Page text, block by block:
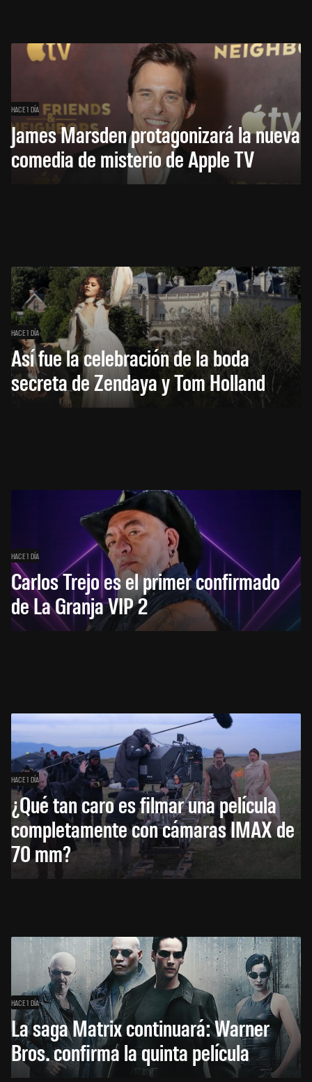
HACE 1 DÍA
James Marsden protagonizará la nueva
comedia de misterio de Apple TV
HACE 1 DÍA
Así fue la celebración de la boda
secreta de Zendaya y Tom Holland
HACE 1 DÍA
Carlos Trejo es el primer confirmado
de La Granja VIP 2
HACE 1 DÍA
¿Qué tan caro es filmar una película
completamente con cámaras IMAX de
70 mm?
HACE 1 DÍA
La saga Matrix continuará: Warner
Bros. confirma la quinta película